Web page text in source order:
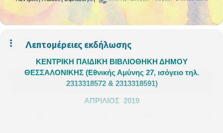
Λεπτομέρειες εκδήλωσης
ΚΕΝΤΡΙΚΗ ΠΑΙΔΙΚΗ ΒΙΒΛΙΟΘΗΚΗ ΔΗΜΟΥ
ΘΕΣΣΑΛΟΝΙΚΗΣ (Εθνικής Αμύνης 27, ισόγειο τηλ.
2313318572 & 2313318591)
ΑΠΡΙΛΙΟΣ 2019